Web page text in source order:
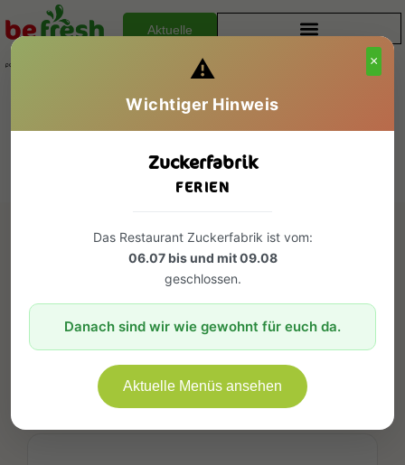
Aktuelle
Aktuelle
Menüpläne
Menüplan Restaurant
Stadtkaserne KW33
Hier gehts zum Menü
×
⚠️
Wichtiger Hinweis
Zuckerfabrik
FERIEN
Das Restaurant Zuckerfabrik ist vom:
06.07 bis und mit 09.08
geschlossen.
Danach sind wir wie gewohnt für euch da.
Aktuelle Menüs ansehen